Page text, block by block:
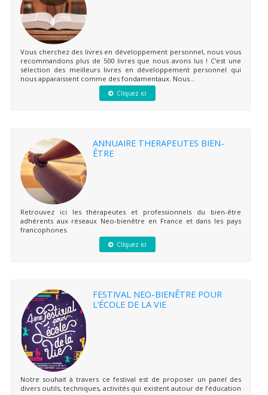
Vous cherchez des livres en développement personnel, nous vous
recommandons plus de 500 livres que nous avons lus ! C'est une
sélection des meilleurs livres en développement personnel qui
nous apparaissent comme des fondamentaux. Nous...
Cliquez ici
ANNUAIRE THERAPEUTES BIEN-
ÊTRE
Retrouvez ici les thérapeutes et professionnels du bien-être
adhérents aux réseaux Neo-bienêtre en France et dans les pays
francophones.
Cliquez ici
FESTIVAL NEO-BIENÊTRE POUR
L’ÉCOLE DE LA VIE
Notre souhait à travers ce festival est de proposer un panel des
divers outils, techniques, activités qui existent autour de l’éducation